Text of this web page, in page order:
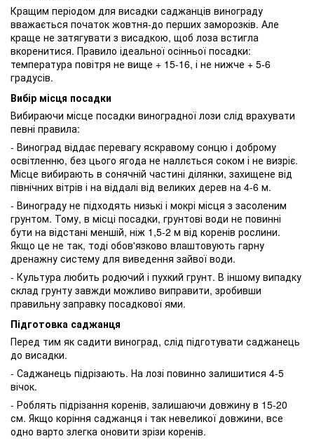
Кращим періодом для висадки саджанців винограду
вважається початок жовтня-до перших заморозків. Але
краще не затягувати з висадкою, щоб лоза встигла
вкоренитися. Правило ідеальної осінньої посадки:
температура повітря не вище + 15-16, і не нижче + 5-6
градусів.
Вибір місця посадки
Вибираючи місце посадки виноградної лози слід врахувати
певні правила:
- Виноград віддає перевагу яскравому сонцю і доброму
освітленню, без цього ягода не наллється соком і не визріє.
Місце вибирають в сонячній частині ділянки, захищене від
північних вітрів і на віддалі від великих дерев на 4-6 м.
- Винограду не підходять низькі і мокрі місця з засоленим
грунтом. Тому, в місці посадки, грунтові води не повинні
бути на відстані меншій, ніж 1,5-2 м від коренів рослини.
Якщо це не так, тоді обов'язково влаштовують гарну
дренажну систему для виведення зайвої води.
- Культура любить родючий і пухкий грунт. В іншому випадку
склад грунту завжди можливо виправити, зробивши
правильну заправку посадкової ями.
Підготовка саджанця
Перед тим як садити виноград, слід підготувати саджанець
до висадки.
- Саджанець підрізають. На лозі повинно залишитися 4-5
вічок.
- Роблять підрізання коренів, залишаючи довжину в 15-20
см. Якщо коріння саджанця і так невеликої довжини, все
одно варто злегка оновити зрізи коренів.